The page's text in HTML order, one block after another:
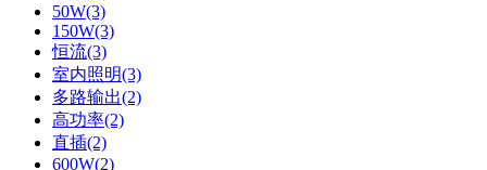
50W(3)
150W(3)
恒流(3)
室内照明(3)
多路输出(2)
高功率(2)
直插(2)
600W(2)